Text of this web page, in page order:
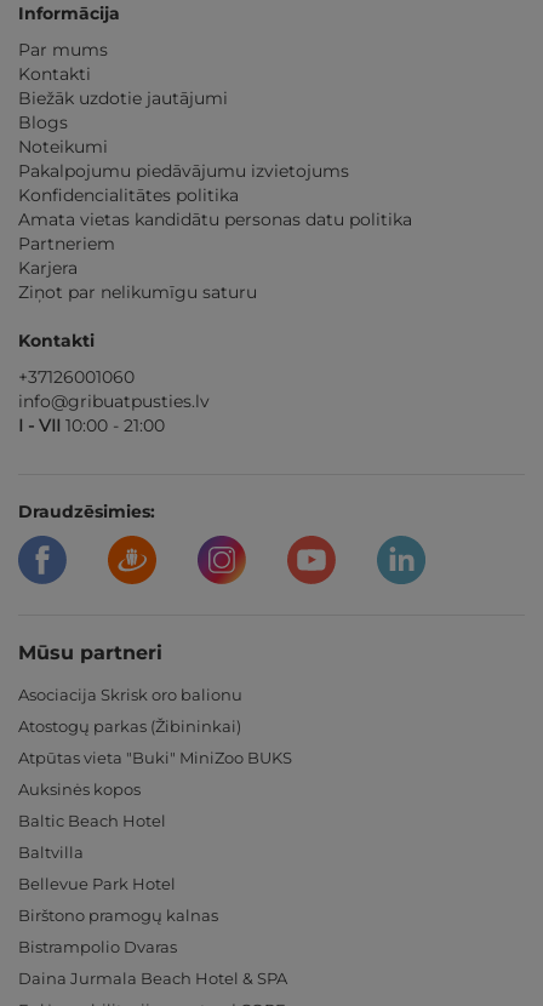
Informācija
Par mums
Kontakti
Biežāk uzdotie jautājumi
Blogs
Noteikumi
Pakalpojumu piedāvājumu izvietojums
Konfidencialitātes politika
Amata vietas kandidātu personas datu politika
Partneriem
Karjera
Ziņot par nelikumīgu saturu
Kontakti
+37126001060
info@gribuatpusties.lv
I - VII 10:00 - 21:00
Draudzēsimies:
Mūsu partneri
Asociacija Skrisk oro balionu
Atostogų parkas (Žibininkai)
Atpūtas vieta "Buki" MiniZoo BUKS
Auksinės kopos
Baltic Beach Hotel
Baltvilla
Bellevue Park Hotel
Birštono pramogų kalnas
Bistrampolio Dvaras
Daina Jurmala Beach Hotel & SPA